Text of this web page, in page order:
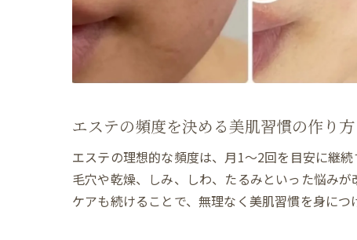
エステの頻度を決める美肌習慣の作り方
エステの理想的な頻度は、月1〜2回を目安に継
毛穴や乾燥、しみ、しわ、たるみといった悩み
ケアも続けることで、無理なく美肌習慣を身に